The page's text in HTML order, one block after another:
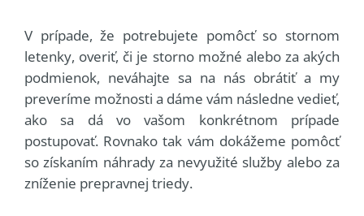
V prípade, že potrebujete pomôcť so stornom
letenky, overiť, či je storno možné alebo za akých
podmienok, neváhajte sa na nás obrátiť a my
preveríme možnosti a dáme vám následne vedieť,
ako sa dá vo vašom konkrétnom prípade
postupovať. Rovnako tak vám dokážeme pomôcť
so získaním náhrady za nevyužité služby alebo za
zníženie prepravnej triedy.